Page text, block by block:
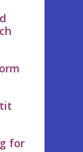
for